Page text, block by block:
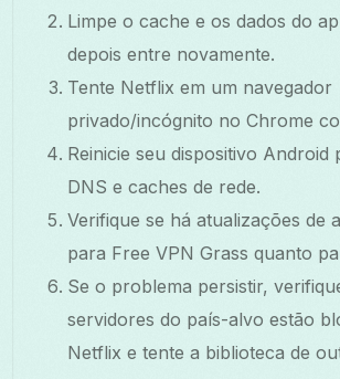
Limpe o cache e os dados do
depois entre novamente.
Tente Netflix em um navegador
privado/incógnito no Chrome
Reinicie seu dispositivo Android
DNS e caches de rede.
Verifique se há atualizações de
para Free VPN Grass quanto
Se o problema persistir,
servidores do país-alvo estão
Netflix e tente a biblioteca de